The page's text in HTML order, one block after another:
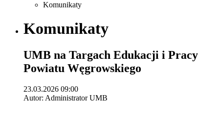
Komunikaty
Komunikaty
UMB na Targach Edukacji i Pracy
Powiatu Węgrowskiego
23.03.2026 09:00
Autor: Administrator UMB